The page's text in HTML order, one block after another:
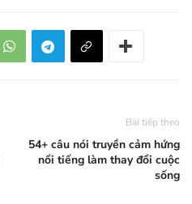
Bài tiếp theo
54+ câu nói truyền cảm hứng
nổi tiếng làm thay đổi cuộc
sống